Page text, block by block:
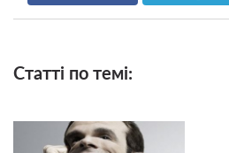
Статті по темі: